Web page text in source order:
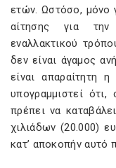
ετών. Ωστόσο, μόνο
αίτησης για
εναλλακτικού
δεν είναι άγαμος
είναι απαραίτητη
υπογραμμιστεί
πρέπει να
χιλιάδων (20.000)
κατ’ αποκοπήν αυτό